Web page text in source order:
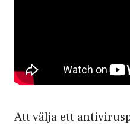
Att välja ett